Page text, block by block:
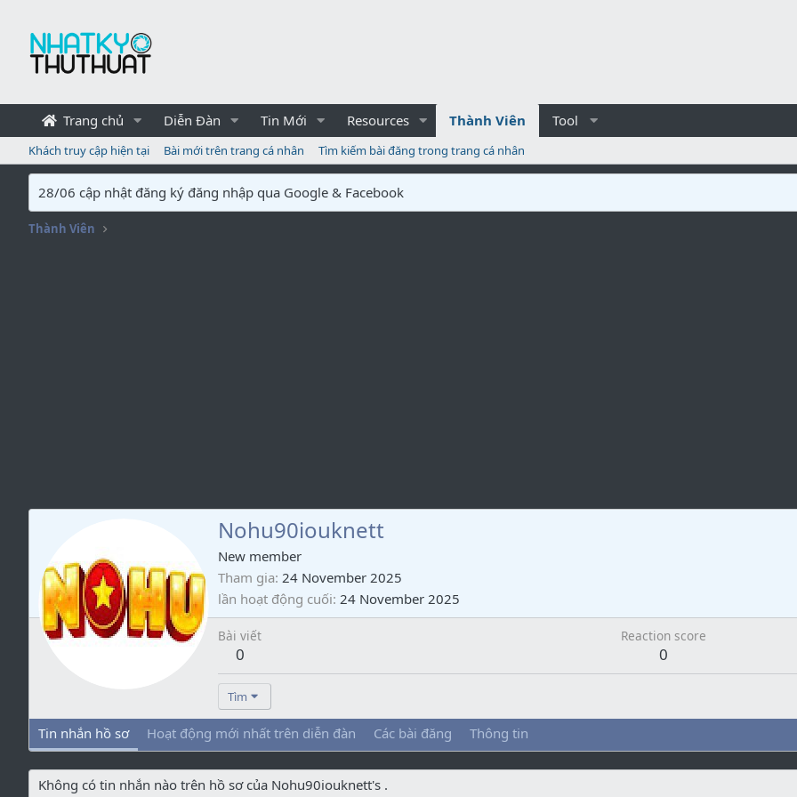
Trang chủ Diễn Đàn Tin Mới Resources Thành Viên Tool
Khách truy cập hiện tại Bài mới trên trang cá nhân Tìm kiếm bài đăng trong trang cá nhân
28/06 cập nhật đăng ký đăng nhập qua Google & Facebook
Thành Viên
Nohu90iouknett
New member
Tham gia 24 November 2025
lần hoạt động cuối 24 November 2025
Bài viết
0
Reaction score
0
Tìm
Tin nhắn hồ sơ Hoạt động mới nhất trên diễn đàn Các bài đăng Thông tin
Không có tin nhắn nào trên hồ sơ của Nohu90iouknett's .